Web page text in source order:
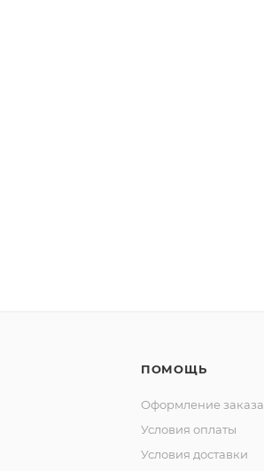
ПОМОЩЬ
Оформление заказа
Условия оплаты
Условия доставки